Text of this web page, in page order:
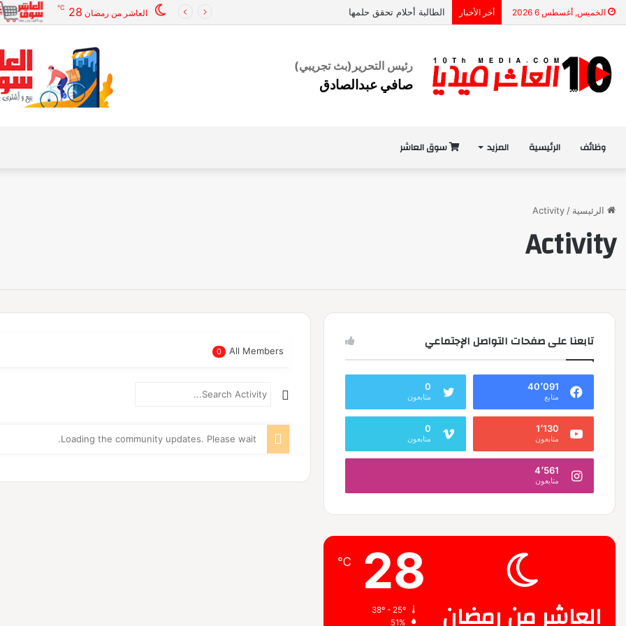
الخميس, أغسطس 6 2026 أخر الأخبار الطالبة أحلام تحقق حلمها العاشر من رمضان 28
℃
رئيس التحرير (بث تجريبي)
صافي عبدالصادق
وظائف الرئيسية المزيد سوق العاشر
الرئيسية /
Activity
Activity
All Members
0
Feed
Search
Loading the community updates. Please wait.
تابعنا على صفحات التواصل الإجتماعي
40٬091
متابع
0
متابعون
1٬130
متابعون
0
متابعون
4٬561
متابعون
العاشر من رمضان
28
℃
51%